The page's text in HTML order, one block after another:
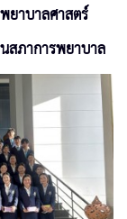
าบาลศาสตร์
สภาการพยาบาล